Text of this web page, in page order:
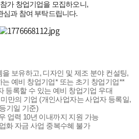
가 창업기업을 모집하오니,
심과 참여 부탁드립니다.
보유하고, 디자인 및 제조 분야 컨설팅,
는 예비 창업기업* 또는 초기 창업기업​**
등록할 수 있는 예비 창업기업 우대
만의 기업 (개인사업자는 사업자 등록일,
기일 기준)
업력 10년 이내까지 지원 가능
화 자금 사업 중복수혜 불가